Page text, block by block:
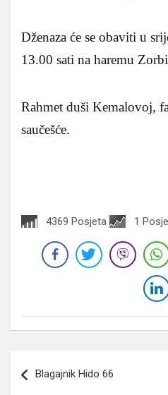
Dženaza će se obaviti u
13.00 sati na haremu
Rahmet duši Kemalovoj,
saučešće.
4369 Posjeta 1
članaka
Blagajnik Hido 66